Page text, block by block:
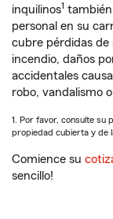
inquilinos1 también
personal en su
cubre pérdidas de
incendio, daños
accidentales
robo, vandalismo
1. Por favor, consulte su
propiedad cubierta y de
Comience su
sencillo!